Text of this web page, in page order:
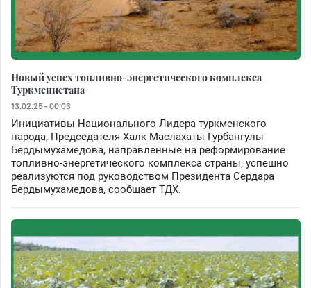
Новый успех топливно-энергетического комплекса
Туркменистана
13.02.25 - 00:03
Инициативы Национального Лидера туркменского
народа, Председателя Халк Маслахаты Гурбангулы
Бердымухамедова, направленные на реформирование
топливно-энергетического комплекса страны, успешно
реализуются под руководством Президента Сердара
Бердымухамедова, сообщает ТДХ.